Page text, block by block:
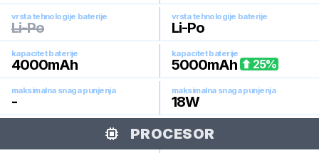
vrsta tehnologije baterije
Li-Po
vrsta tehnologije baterije
Li-Po
kapacitet baterije
4000mAh
kapacitet baterije
5000mAh 25%
maksimalna snaga punjenja
-
maksimalna snaga punjenja
18W
PROCESOR